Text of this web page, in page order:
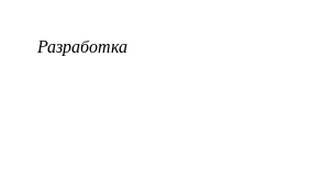
Разработка